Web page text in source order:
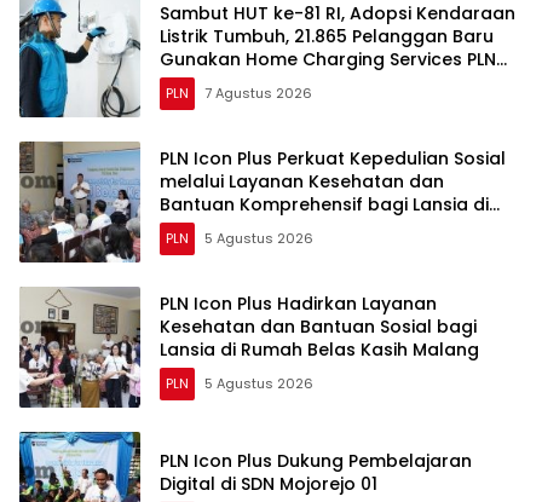
Sambut HUT ke-81 RI, Adopsi Kendaraan
Listrik Tumbuh, 21.865 Pelanggan Baru
Gunakan Home Charging Services PLN
pada Semester I 2026
PLN 7 Agustus 2026
PLN Icon Plus Perkuat Kepedulian Sosial
melalui Layanan Kesehatan dan
Bantuan Komprehensif bagi Lansia di
Malang
PLN 5 Agustus 2026
PLN Icon Plus Hadirkan Layanan
Kesehatan dan Bantuan Sosial bagi
Lansia di Rumah Belas Kasih Malang
PLN 5 Agustus 2026
PLN Icon Plus Dukung Pembelajaran
Digital di SDN Mojorejo 01